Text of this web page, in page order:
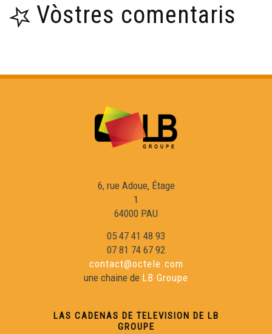
Vòstres comentaris
6, rue Adoue, Étage
1
64000 PAU
05 47 41 48 93
07 81 74 67 92
contact@octele.com
une chaine de LB Groupe
LAS CADENAS DE TELEVISION DE LB
GROUPE